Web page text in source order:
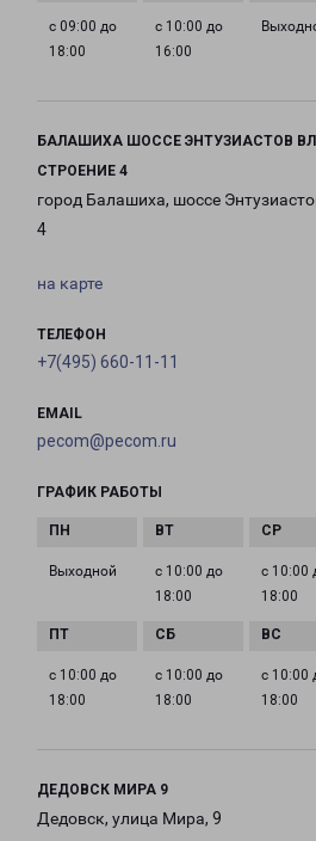
с 09:00 до
18:00
с 10:00 до
16:00
БАЛАШИХА ШОССЕ ЭНТУЗИАСТОВ
СТРОЕНИЕ 4
город Балашиха, шоссе
4
на карте
ТЕЛЕФОН
+7(495) 660-11-11
EMAIL
pecom@pecom.ru
ГРАФИК РАБОТЫ
Выходной
с 10:00 до
18:00
с 10:00
18:00
с 10:00 до
18:00
с 10:00 до
18:00
с 10:00
18:00
ДЕДОВСК МИРА 9
Дедовск, улица Мира, 9